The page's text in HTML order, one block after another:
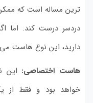
ترین مساله است که
دردسر درست کند. اما
دارید، این نوع هاست می
هاست اختصاصی: این
خواهد بود و فقط